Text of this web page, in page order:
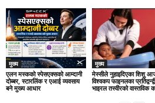
मुख्य
एलन मस्कको स्पेसएक्सको आम्दानी
दोब्बर, स्टारलिंक र एआई व्यवसाय
बने मुख्य आधार
मुख्य
मेस्सीले नुहाइदिएका शिशु
विश्वकप फाइनलका
भाइरल तस्वीरको वास्तविक